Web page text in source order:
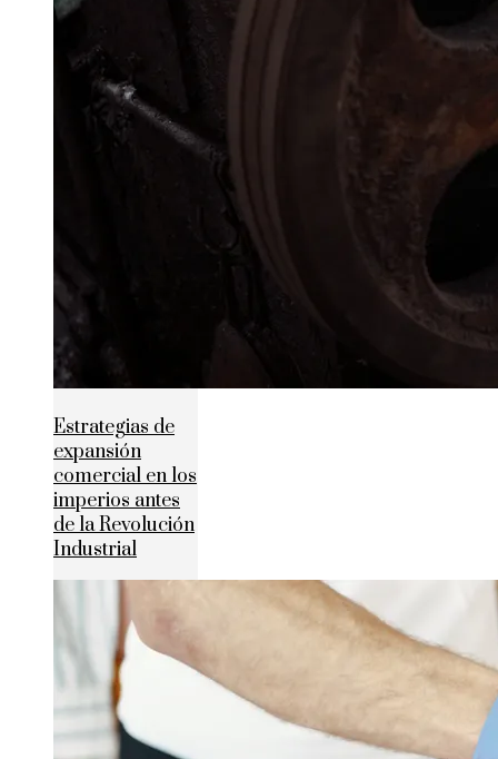
Estrategias de
expansión
comercial en los
imperios antes
de la Revolución
Industrial